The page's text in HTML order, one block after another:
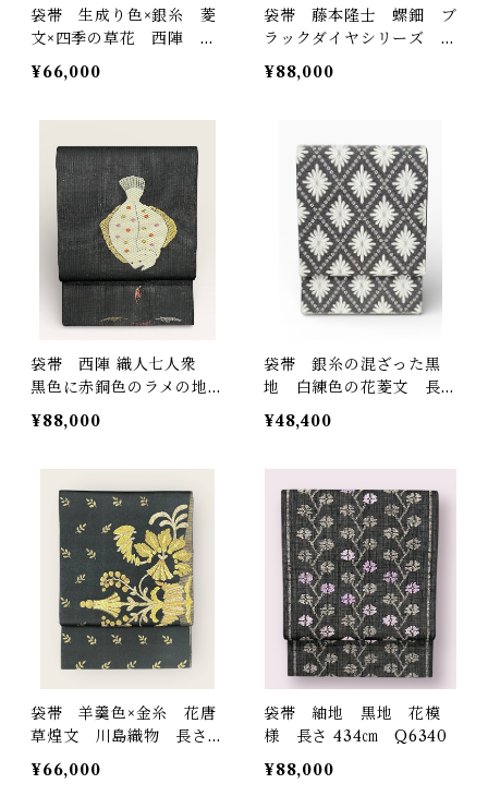
袋帯 生成り色×銀糸 菱
文×四季の草花 西陣 証
紙あり 長さ 450㎝ Q6
632
¥66,000
袋帯 藤本隆士 螺鈿 ブ
ラックダイヤシリーズ 練
色の地 長さ 447㎝ Q6
519
¥88,000
袋帯 西陣 織人七人衆
黒色に赤銅色のラメの地
ヒラメとエビのユニークな
柄 長さ 443㎝ Q6862
¥88,000
袋帯 銀糸の混ざった黒
地 白練色の花菱文 長さ
440㎝ Q6321
¥48,400
袋帯 羊羹色×金糸 花唐
草煌文 川島織物 長さ 4
29㎝ Q6528
¥66,000
袋帯 紬地 黒地 花模
様 長さ 434㎝ Q6340
¥88,000